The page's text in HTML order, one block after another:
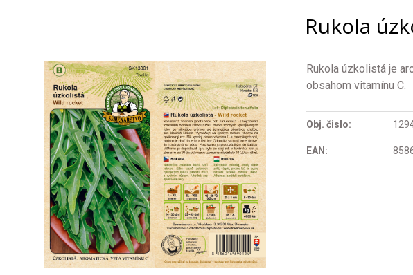
Rukola
Rukola úzkolistá je
obsahom vitamínu C.
Obj. čislo:
EAN: